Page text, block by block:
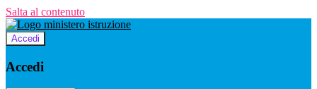
Salta al contenuto
Accedi
Accedi